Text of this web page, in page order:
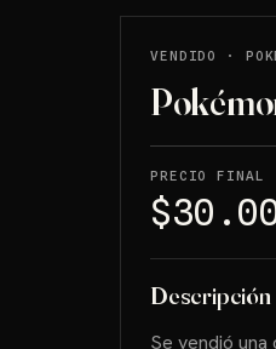
VENDIDO ·
PRECIO FINAL
Descripción
Se vendió